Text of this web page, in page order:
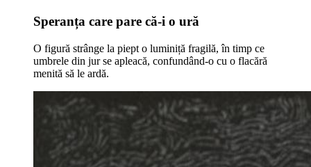
Speranța care pare că-i o ură
O figură strânge la piept o luminiță fragilă, în timp ce
umbrele din jur se apleacă, confundând-o cu o flacără
menită să le ardă.